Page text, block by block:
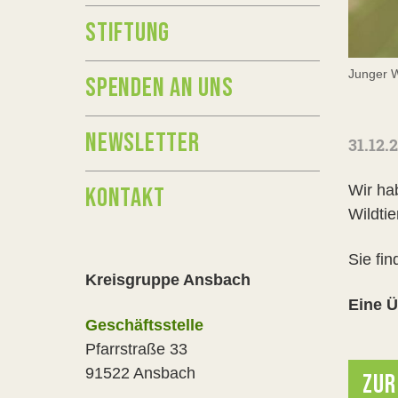
Junger
Wir
Sie
Eine
STIFTUNG
SPENDEN AN UNS
NEWSLETTER
KONTAKT
Kreisgruppe Ansbach
Geschäftsstelle
Pfarrstraße 33
91522 Ansbach